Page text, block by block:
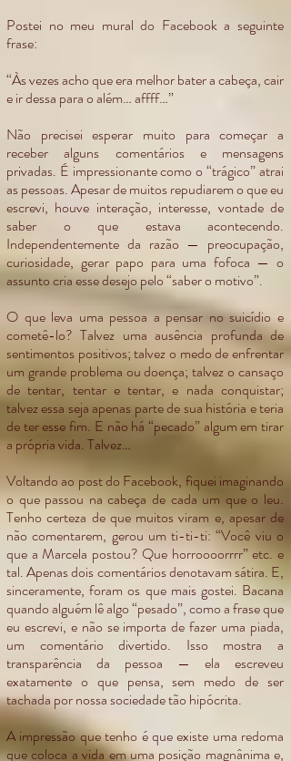
Postei no meu mural do Facebook a seguinte
frase:
“Às vezes acho que era melhor bater a cabeça, cair
e ir dessa para o além… affff…”
Não precisei esperar muito para começar a
receber alguns comentários e mensagens
privadas. É impressionante como o “trágico” atrai
as pessoas. Apesar de muitos repudiarem o que eu
escrevi, houve interação, interesse, vontade de
saber o que estava acontecendo.
Independentemente da razão — preocupação,
curiosidade, gerar papo para uma fofoca — o
assunto cria esse desejo pelo “saber o motivo”.
O que leva uma pessoa a pensar no suicídio e
cometê-lo? Talvez uma ausência profunda de
sentimentos positivos; talvez o medo de enfrentar
um grande problema ou doença; talvez o cansaço
de tentar, tentar e tentar, e nada conquistar;
talvez essa seja apenas parte de sua história e teria
de ter esse fim. E não há “pecado” algum em tirar
a própria vida. Talvez…
Voltando ao post do Facebook, fiquei imaginando
o que passou na cabeça de cada um que o leu.
Tenho certeza de que muitos viram e, apesar de
não comentarem, gerou um ti-ti-ti: “Você viu o
que a Marcela postou? Que horroooorrrr” etc. e
tal. Apenas dois comentários denotavam sátira. E,
sinceramente, foram os que mais gostei. Bacana
quando alguém lê algo “pesado”, como a frase que
eu escrevi, e não se importa de fazer uma piada,
um comentário divertido. Isso mostra a
transparência da pessoa — ela escreveu
exatamente o que pensa, sem medo de ser
tachada por nossa sociedade tão hipócrita.
A impressão que tenho é que existe uma redoma
que coloca a vida em uma posição magnânima e,